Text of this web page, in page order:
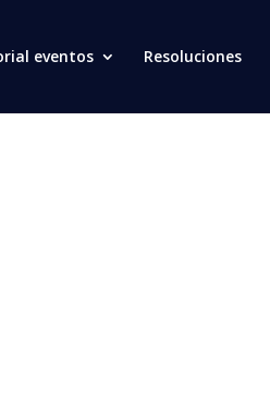
eventos Resoluciones